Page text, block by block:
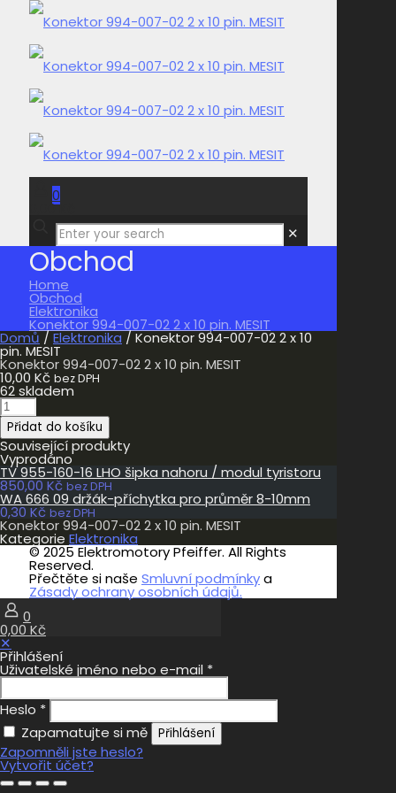
0
0,00 Kč
✕
Obchod
Home
Obchod
Elektronika
Konektor 994-007-02 2 x 10 pin. MESIT
Domů / Elektronika / Konektor 994-007-02 2 x 10
pin. MESIT
Konektor 994-007-02 2 x 10 pin. MESIT
10,00 Kč bez DPH
62 skladem
Konektor
994-
007-
02
2
x
10
pin.
MESIT
množství
Přidat do košíku
Související produkty
Vyprodáno
TV 955-160-16 LHO šipka nahoru / modul tyristoru
850,00 Kč bez DPH
WA 666 09 držák-příchytka pro průměr 8-10mm
0,30 Kč bez DPH
Konektor 994-007-02 2 x 10 pin. MESIT
Kategorie Elektronika
© 2025 Elektromotory Pfeiffer. All Rights
Reserved.
Přečtěte si naše Smluvní podmínkya
Zásady ochrany osobních údajů.
0
0,00 Kč
✕
Přihlášení
Uživatelské jméno nebo e-mail *
Heslo *
Zapamatujte si mě
Přihlášení
Zapomněli jste heslo?
Vytvořit účet?